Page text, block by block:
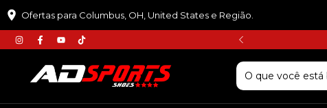
Ofertas para Columbus, OH, United States e Região.
:𝙋𝙍𝙄𝙈𝙀𝙄𝙍𝘼𝘾𝙊𝙈𝙋𝙍𝘼